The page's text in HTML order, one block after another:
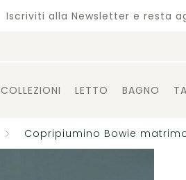
Iscriviti alla Newsletter e resta
COLLEZIONI LETTO BAGNO
Copripiumino Bowie